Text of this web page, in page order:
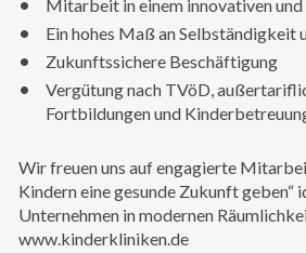
Mitarbeit in einem innovativen
Ein hohes Maß an
Zukunftssichere Beschäftigung
Vergütung nach TVöD,
Fortbildungen und
Wir freuen uns auf engagierte
Kindern eine gesunde Zukunft
Unternehmen in modernen
www.kinderkliniken.de